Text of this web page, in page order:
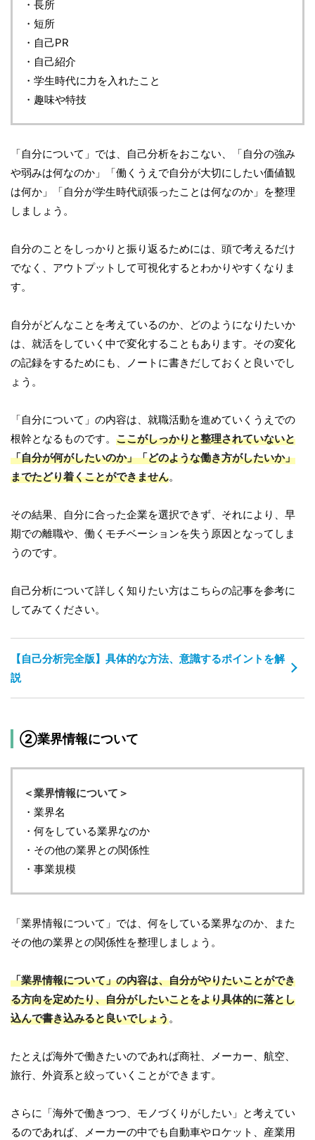
・長所
・短所
・自己PR
・自己紹介
・学生時代に力を入れたこと
・趣味や特技
「自分について」では、自己分析をおこない、「自分の強み
や弱みは何なのか」「働くうえで自分が大切にしたい価値観
は何か」「自分が学生時代頑張ったことは何なのか」を整理
しましょう。
自分のことをしっかりと振り返るためには、頭で考えるだけ
でなく、アウトプットして可視化するとわかりやすくなりま
す。
自分がどんなことを考えているのか、どのようになりたいか
は、就活をしていく中で変化することもあります。その変化
の記録をするためにも、ノートに書きだしておくと良いでし
ょう。
「自分について」の内容は、就職活動を進めていくうえでの
根幹となるものです。 ここがしっかりと整理されていないと
「自分が何がしたいのか」「どのような働き方がしたいか」
までたどり着くことができません。
その結果、自分に合った企業を選択できず、それにより、早
期での離職や、働くモチベーションを失う原因となってしま
うのです。
自己分析について詳しく知りたい方はこちらの記事を参考に
してみてください。
【自己分析完全版】具体的な方法、意識するポイントを解
説
②業界情報について
＜業界情報について＞
・業界名
・何をしている業界なのか
・その他の業界との関係性
・事業規模
「業界情報について」では、何をしている業界なのか、また
その他の業界との関係性を整理しましょう。
「業界情報について」の内容は、自分がやりたいことができ
る方向を定めたり、自分がしたいことをより具体的に落とし
込んで書き込みると良いでしょう。
たとえば海外で働きたいのであれば商社、メーカー、航空、
旅行、外資系と絞っていくことができます。
さらに「海外で働きつつ、モノづくりがしたい」と考えてい
るのであれば、メーカーの中でも自動車やロケット、産業用